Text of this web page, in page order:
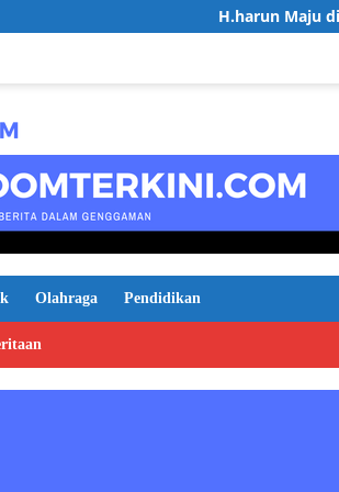
H.harun Maju di Pilkades
Olahraga Pendidikan